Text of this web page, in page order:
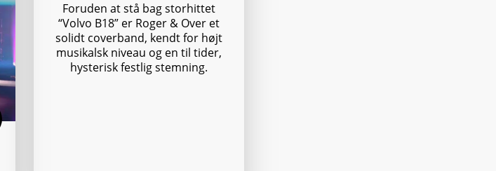
Foruden at stå bag storhittet
“Volvo B18” er Roger & Over et
solidt coverband, kendt for højt
musikalsk niveau og en til tider,
hysterisk festlig stemning.